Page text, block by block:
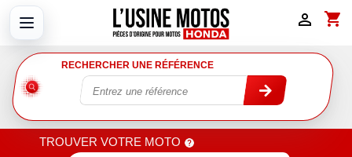
shopping_cart

RECHERCHER UNE RÉFÉRENCE
TROUVER VOTRE MOTO